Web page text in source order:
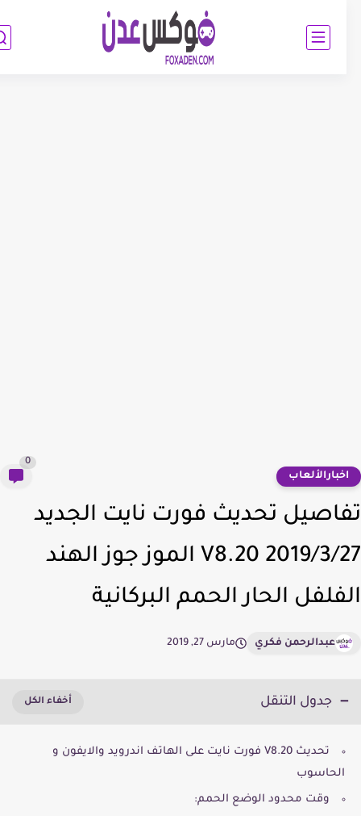
تحديث فورت نايت الجديد
2019/3/27 V8.20 الموز جوز الهند
الحار الحمم البركانية
عبدالرحمن فكري مارس 27, 2019
جدول التنقل
تحديث V8.20 فورت نايت على الهاتف اندرويد والايفون و
الحاسوب
وقت محدود الوضع الحمم: